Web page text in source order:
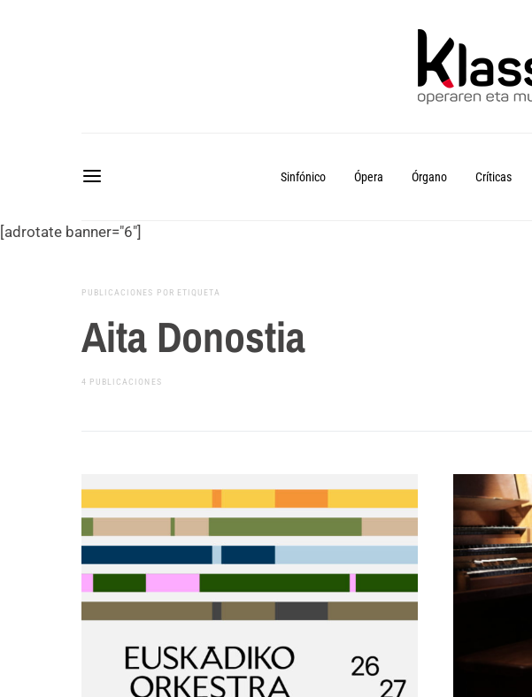
Sinfónico Ópera Órgano Críticas
[adrotate banner="6"]
PUBLICACIONES POR ETIQUETA
Aita Donostia
4 PUBLICACIONES